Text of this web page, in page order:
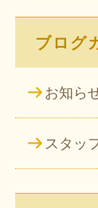
ブログ
お知ら
スタッ